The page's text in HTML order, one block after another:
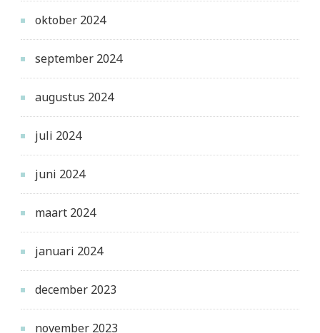
oktober 2024
september 2024
augustus 2024
juli 2024
juni 2024
maart 2024
januari 2024
december 2023
november 2023